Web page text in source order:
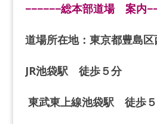
−−−−−−総本部道場 案内
道場所在地：東京都豊島
JR池袋駅 徒歩５分
東武東上線池袋駅 徒歩